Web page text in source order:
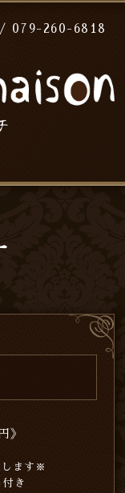
079-260-6818
》
します※
き